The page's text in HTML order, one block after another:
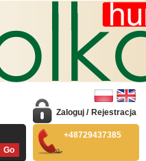
Zaloguj / Rejestracja
+48729437385